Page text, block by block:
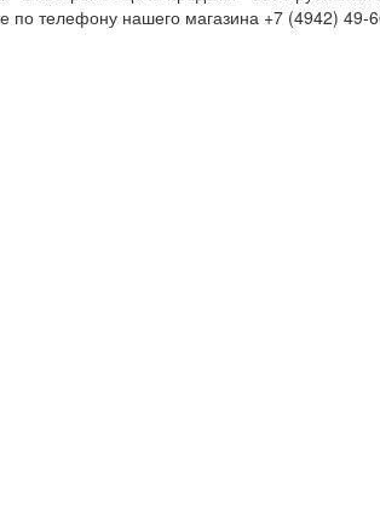
по телефону нашего магазина +7 (4942) 49-